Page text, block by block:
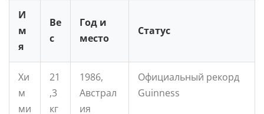
И
м
я
Ве
с
Год и
место
Статус
Хи
м
ми
21
,3
кг
1986,
Австрал
ия
Официальный рекорд
Guinness